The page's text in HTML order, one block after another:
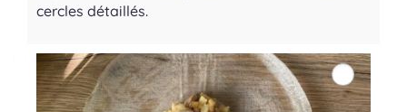
cercles détaillés.